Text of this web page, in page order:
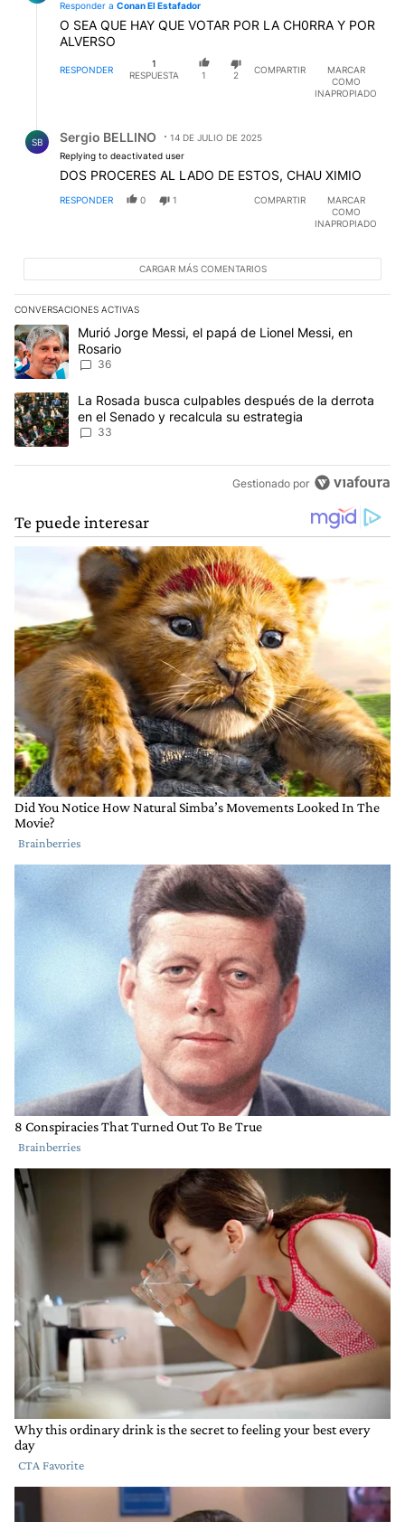
Responder a Conan El Estafador
O SEA QUE HAY QUE VOTAR POR LA CH0RRA Y POR
ALVERSO
RESPONDER
1
RESPUESTA
1 2
COMPARTIR
MARCAR
COMO
INAPROPIADO
SB Sergio BELLINO
14 DE JULIO DE 2025
Replying to deactivated user
DOS PROCERES AL LADO DE ESTOS, CHAU XIMIO
RESPONDER 0 1 COMPARTIR
MARCAR
COMO
INAPROPIADO
CARGAR MÁS COMENTARIOS
CONVERSACIONES ACTIVAS
Este listado muestra los artículos con más comentarios en los
Un artículo de tendencia con el título "Murió Jorge Messi, el
Murió Jorge Messi, el papá de Lionel Messi, en
Rosario
36
Un artículo de tendencia con el título "La Rosada busca
La Rosada busca culpables después de la derrota
en el Senado y recalcula su estrategia
33
Gestionado por